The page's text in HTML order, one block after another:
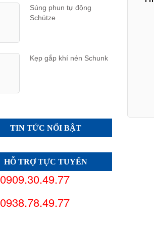
Súng phun tự động
Schütze
Kẹp gắp khí nén Schunk
TIN TỨC NỔI BẬT
HỖ TRỢ TỰC TUYẾN
0909.30.49.77
0938.78.49.77